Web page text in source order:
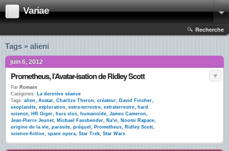
Variae
Recherche
Tags » alieni
juin 6, 2012
Prometheus, l’Avatar-isation de Ridley Scott
Par Romain
Catégories: La dernière séance
Tags: alien, Avatar, Charlize Theron, créateur, David Fincher,
exoplanète, exploration, extra-terrestre, extraterrestre, hard
science, HR Giger, huis clos, humanoïde, James Cameron,
Jean-Pierre Jeunet, Michael Fassbender, Na'vi, Noomi Rapace,
origine de la vie, parasite, préquel , Prometheus, Ridley Scott,
science-fiction, space opera, Star Trek, Star Wars